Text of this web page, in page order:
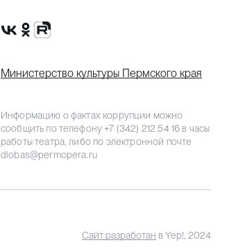
Сообщество VK
Группа в одноклассниках
Канал Rutube
Министерство культуры Пермского края
Информацию о фактах коррупции можно
сообщить по телефону+7 (342) 212 54 16 в часы
работы театра, либо по электронной почте
dlobas@permopera.ru
Сайт разработан в Yep!, 2024